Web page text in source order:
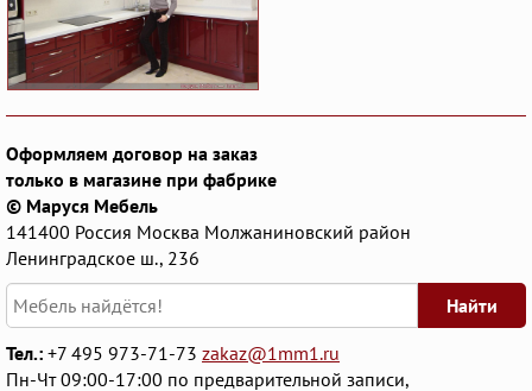
Оформляем договор на заказ
только в магазине при фабрике
© Маруся Мебель
141400 Россия Москва Молжаниновский район
Ленинградское ш., 236
Найти
Тел.: +7 495 973-71-73 zakaz@1mm1.ru
Пн-Чт 09:00-17:00 по предварительной записи,